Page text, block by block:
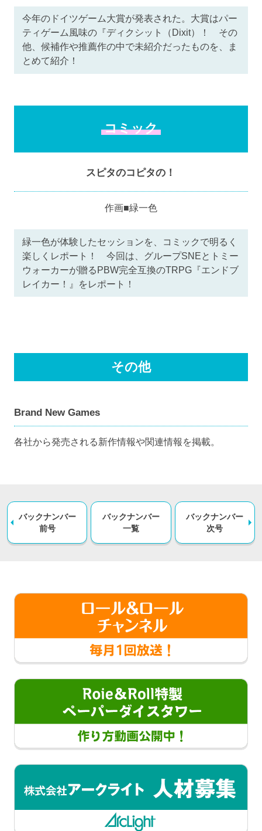
今年のドイツゲーム大賞が発表された。大賞はパー
ティゲーム風味の『ディクシット（Dixit）！ その
他、候補作や推薦作の中で未紹介だったものを、ま
とめて紹介！
コミック
スピタのコピタの！
作画■緑一色
緑一色が体験したセッションを、コミックで明るく
楽しくレポート！ 今回は、グループSNEとトミー
ウォーカーが贈るPBW完全互換のTRPG『エンドブ
レイカー！』をレポート！
その他
Brand New Games
各社から発売される新作情報や関連情報を掲載。
バックナンバー
前号
バックナンバー
一覧
バックナンバー
次号